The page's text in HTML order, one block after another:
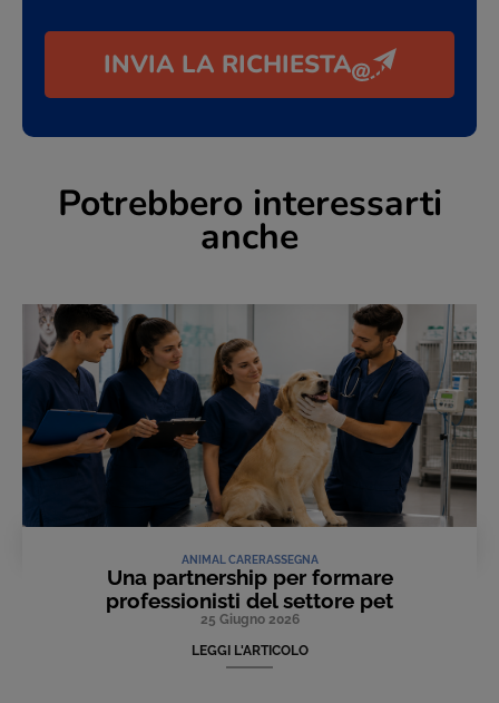
INVIA LA RICHIESTA
Potrebbero interessarti
anche
ANIMAL CARERASSEGNA
Una partnership per formare
professionisti del settore pet
25 Giugno 2026
LEGGI L'ARTICOLO